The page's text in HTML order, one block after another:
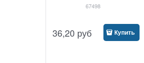
67498
36,20 руб Купить